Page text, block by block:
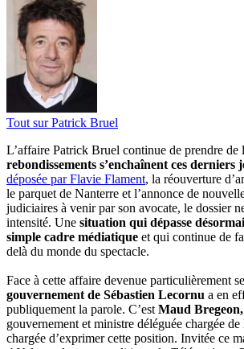
Tout surPatrick Bruel
L’affaire Patrick Bruel continue de prendre de
rebondissements s’enchaînent ces derniers
déposée par Flavie Flament, la réouverture
le parquet de Nanterre et l’annonce de
judiciaires à venir par son avocate, le dossier
intensité. Une situation qui dépasse
simple cadre médiatique et qui continue de
delà du monde du spectacle.
Face à cette affaire devenue particulièrement
gouvernement de Sébastien Lecornu a en
publiquement la parole. C’estMaud Bregeon,
gouvernement et ministre déléguée chargée
chargée d’exprimer cette position. Invitée ce